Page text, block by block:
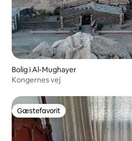
Bolig i Al-Mughayer
Kongernes vej
Gæstefavorit
Gæstefavorit